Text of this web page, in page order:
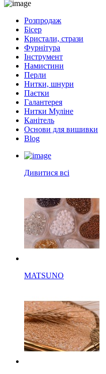
Розпродаж
Бісер
Кристали, стрази
Фурнітура
Інструмент
Намистини
Перли
Нитки, шнури
Паєтки
Галантерея
Нитки Муліне
Канітель
Основи для вишивки
Blog
Дивитися всі
MATSUNO